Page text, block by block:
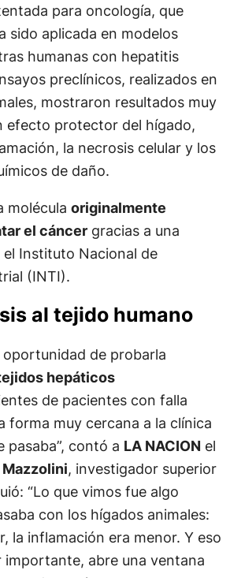
para oncología, que
sido aplicada en modelos
humanas con hepatitis
preclínicos, realizados en
mostraron resultados muy
efecto protector del hígado,
la necrosis celular y los
de daño.
molécula originalmente
el cáncergracias a una
Instituto Nacional de
(INTI).
al tejido humano
de probarla
hepáticos
de pacientes con falla
forma muy cercana a la clínica
pasaba”, contó a LA NACION el
, investigador superior
“Lo que vimos fue algo
con los hígados animales:
la inflamación era menor. Y eso
importante, abre una ventana